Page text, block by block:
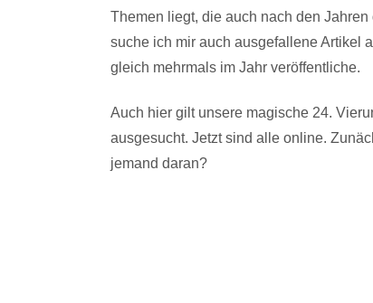
Themen liegt, die auch nach den
suche ich mir auch ausgefallene Artikel
gleich mehrmals im Jahr veröffentliche.
Auch hier gilt unsere magische 24.
ausgesucht. Jetzt sind alle online.
jemand daran?